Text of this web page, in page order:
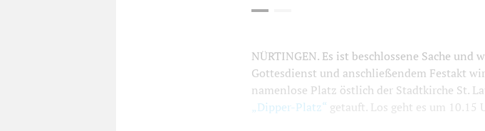
NÜRTINGEN. Es ist beschlossene Sache
Gottesdienst und anschließendem Festakt
namenlose Platz östlich der Stadtkirche St.
„Dipper-Platz“ getauft. Los geht es um 10.15